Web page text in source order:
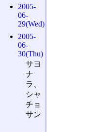
2005-
06-
29(Wed)
2005-
06-
30(Thu)
サヨ
ナ
ラ、
シャ
チョ
サン